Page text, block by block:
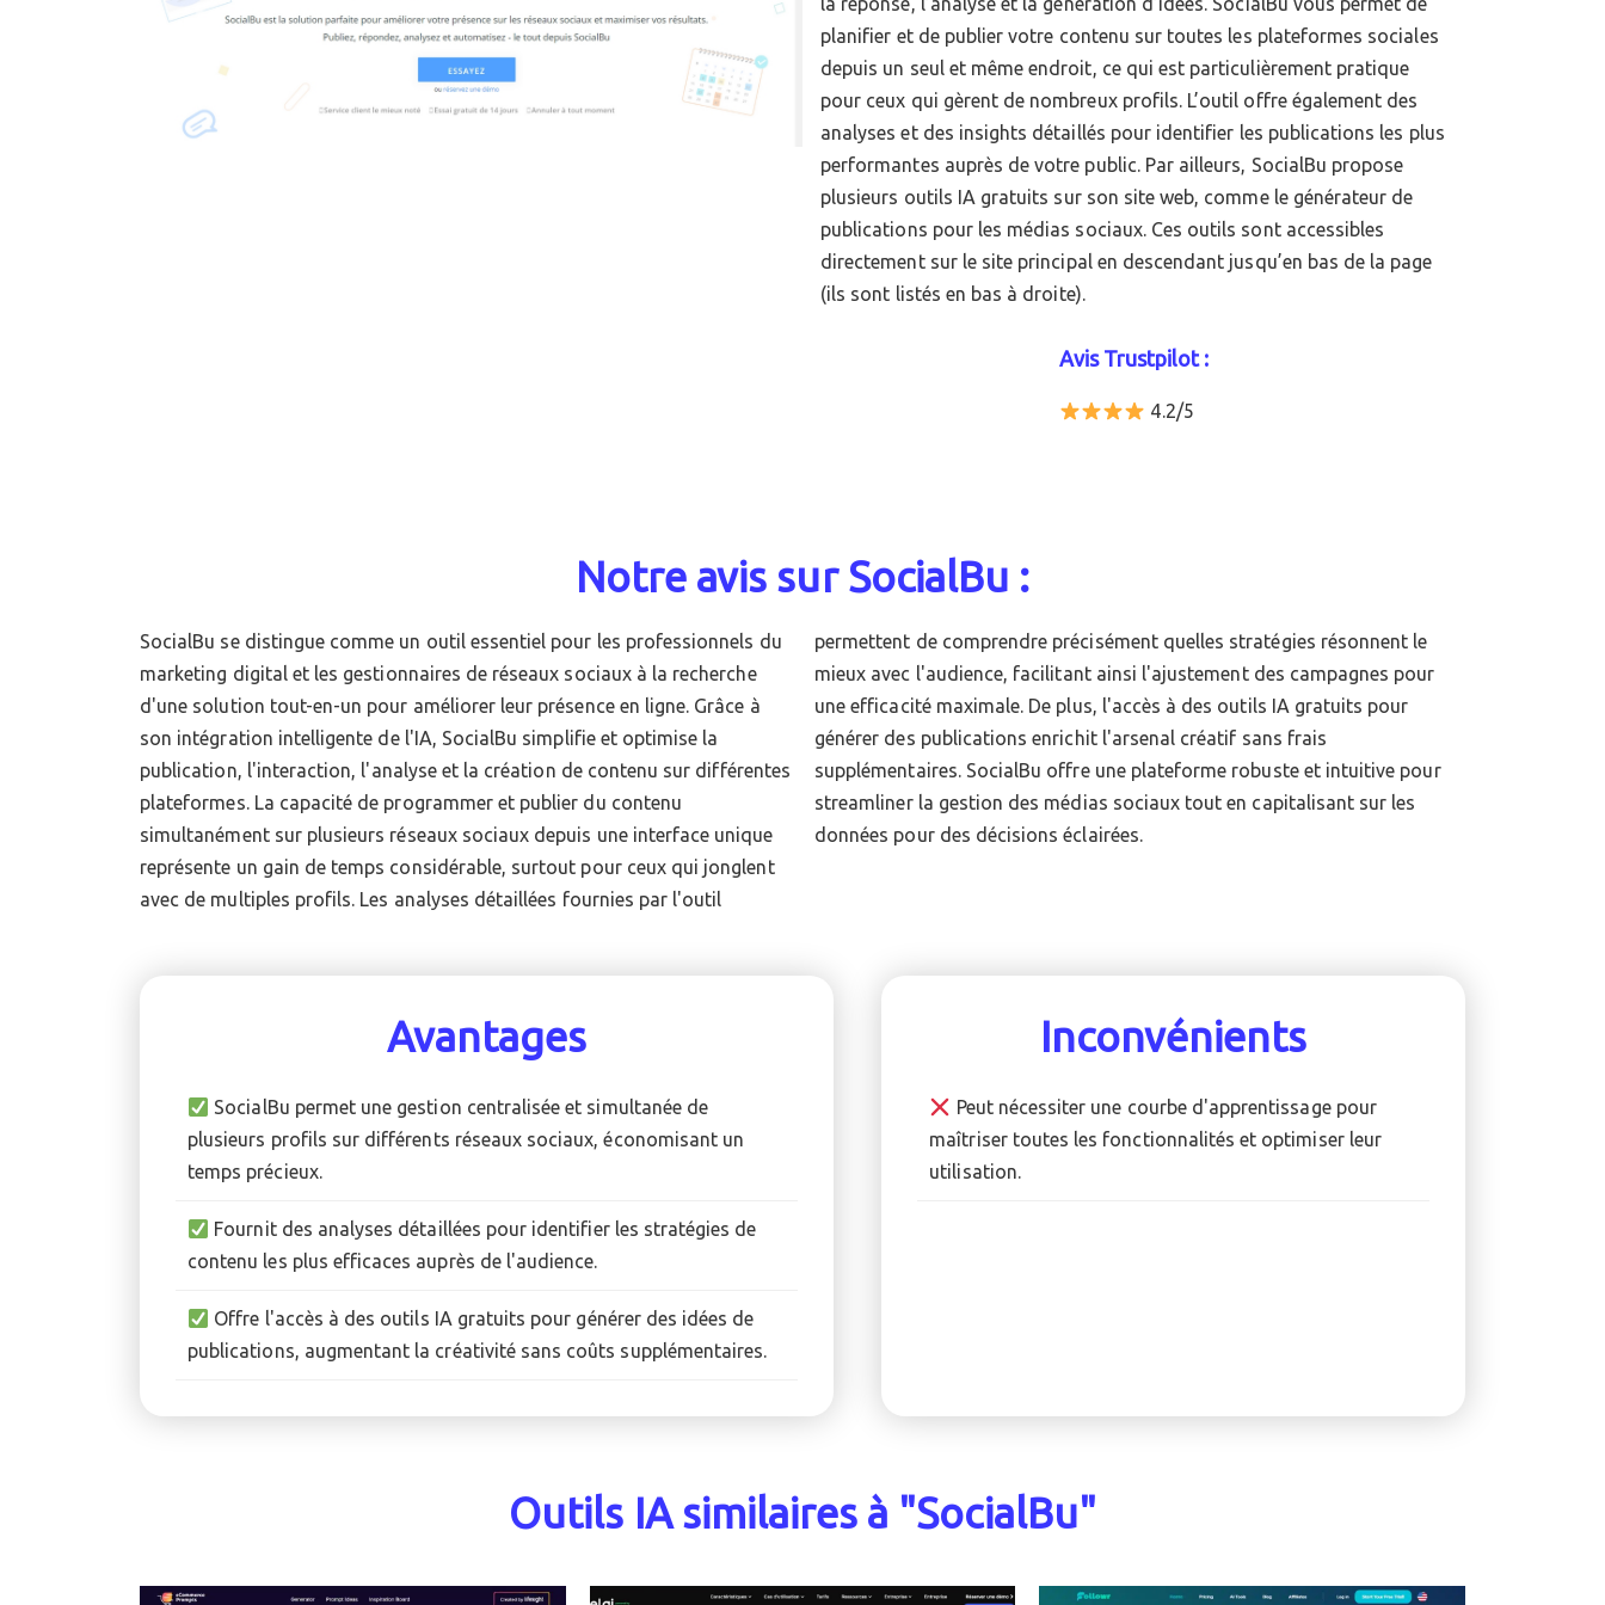
planifier et de publier votre contenu sur toutes les plateformes sociales
depuis un seul et même endroit, ce qui est particulièrement pratique
pour ceux qui gèrent de nombreux profils. L’outil offre également des
analyses et des insights détaillés pour identifier les publications les plus
performantes auprès de votre public. Par ailleurs, SocialBu propose
plusieurs outils IA gratuits sur son site web, comme le générateur de
publications pour les médias sociaux. Ces outils sont accessibles
directement sur le site principal en descendant jusqu’en bas de la page
(ils sont listés en bas à droite).
Avis Trustpilot :
4.2/5
Notre avis sur SocialBu :
SocialBu se distingue comme un outil essentiel pour les professionnels du
marketing digital et les gestionnaires de réseaux sociaux à la recherche
d'une solution tout-en-un pour améliorer leur présence en ligne. Grâce à
son intégration intelligente de l'IA, SocialBu simplifie et optimise la
publication, l'interaction, l'analyse et la création de contenu sur différentes
plateformes. La capacité de programmer et publier du contenu
simultanément sur plusieurs réseaux sociaux depuis une interface unique
représente un gain de temps considérable, surtout pour ceux qui jonglent
avec de multiples profils. Les analyses détaillées fournies par l'outil
permettent de comprendre précisément quelles stratégies résonnent le
mieux avec l'audience, facilitant ainsi l'ajustement des campagnes pour
une efficacité maximale. De plus, l'accès à des outils IA gratuits pour
générer des publications enrichit l'arsenal créatif sans frais
supplémentaires. SocialBu offre une plateforme robuste et intuitive pour
streamliner la gestion des médias sociaux tout en capitalisant sur les
données pour des décisions éclairées.
Avantages
SocialBu permet une gestion centralisée et simultanée de
plusieurs profils sur différents réseaux sociaux, économisant un
temps précieux.
Fournit des analyses détaillées pour identifier les stratégies de
contenu les plus efficaces auprès de l'audience.
Offre l'accès à des outils IA gratuits pour générer des idées de
publications, augmentant la créativité sans coûts supplémentaires.
Inconvénients
Peut nécessiter une courbe d'apprentissage pour
maîtriser toutes les fonctionnalités et optimiser leur
utilisation.
Outils IA similaires à "SocialBu"